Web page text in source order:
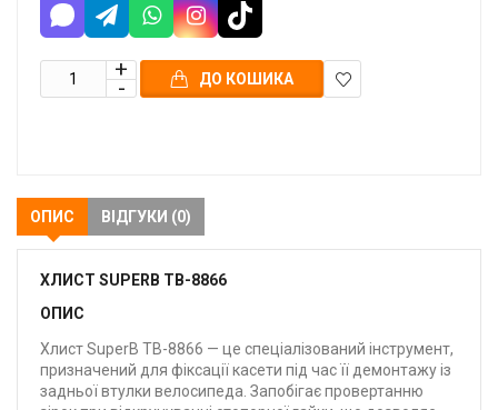
ДО КОШИКА
ОПИС ВІДГУКИ (0)
ХЛИСТ SUPERB TB-8866
ОПИС
Хлист SuperB TB-8866 — це спеціалізований інструмент,
призначений для фіксації касети під час її демонтажу із
задньої втулки велосипеда. Запобігає провертанню